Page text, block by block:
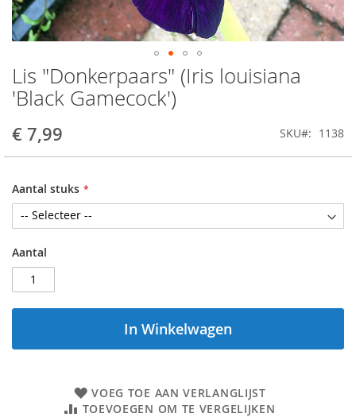
Lis "Donkerpaars" (Iris louisiana
'Black Gamecock')
€ 7,99 SKU 1138
Aantal stuks
Aantal
In Winkelwagen
VOEG TOE AAN VERLANGLIJST
TOEVOEGEN OM TE VERGELIJKEN
Ga
naar
het
van
gallerij